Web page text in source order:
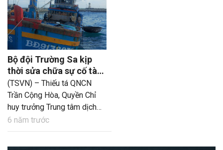
Bộ đội Trường Sa kịp
thời sửa chữa sự cố tàu
cá Bình định
(TSVN) – Thiếu tá QNCN
Trần Cộng Hòa, Quyền Chỉ
huy trưởng Trung tâm dịch
vụ Hậu cần – kỹ thuật đảo
Trường Sa thuộc Hải đoàn
6 năm trước